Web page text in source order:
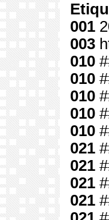
001
003
010
010
010
010
010
021
021
021
021